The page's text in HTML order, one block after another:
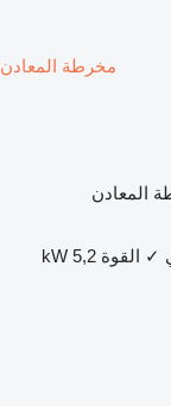
مخرطة المعادن Citizen B16E VI
المعادن
✓ القوة 5,2 kW